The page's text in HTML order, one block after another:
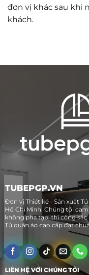
đơn vị khác sau khi
khách.
TUBEPGP.VN
Đơn vị Thiết kế - Sản xuất
Hồ Chí Minh. Chúng tôi
không pha tạp; thi công
Tủ quần áo cao cấp đạt
LIÊN HỆ VỚI CHÚNG TÔI